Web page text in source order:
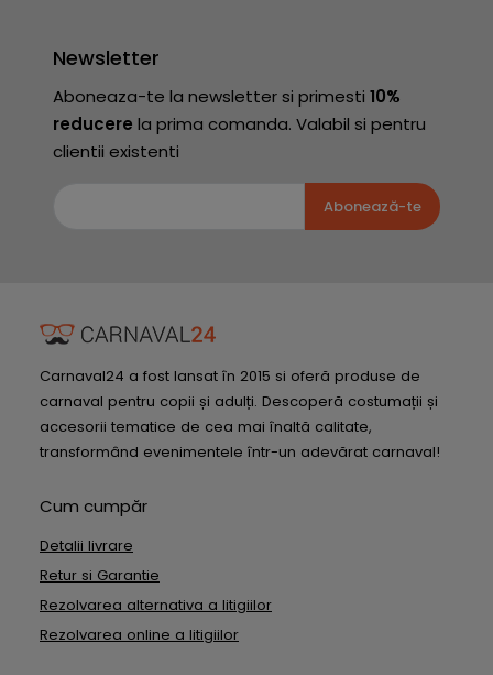
Newsletter
Aboneaza-te la newsletter si primesti 10%
reducere la prima comanda. Valabil si pentru
clientii existenti
Abonează-te
Carnaval24 a fost lansat în 2015 si oferă produse de
carnaval pentru copii și adulți. Descoperă costumații și
accesorii tematice de cea mai înaltă calitate,
transformând evenimentele într-un adevărat carnaval!
Cum cumpăr
Detalii livrare
Retur si Garantie
Rezolvarea alternativa a litigiilor
Rezolvarea online a litigiilor